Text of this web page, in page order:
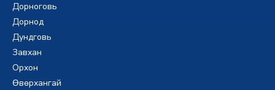
Дорноговь
Дорнод
Дундговь
Завхан
Орхон
Өвөрхангай